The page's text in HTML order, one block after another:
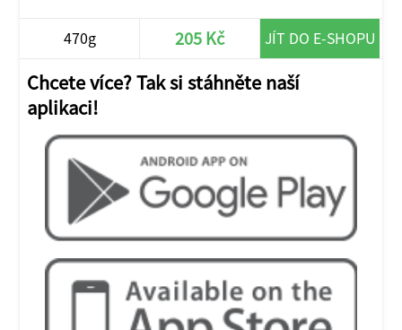
470g 205 Kč JÍT DO E-SHOPU
Chcete více? Tak si stáhněte naší
aplikaci!